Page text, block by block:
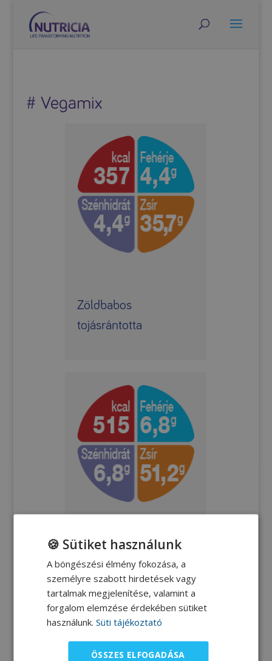
# Vegamix
Zöldbabos
tojásrántotta
olasszal
🍪 Sütiket használunk
A böngészési élmény fokozása, a
személyre szabott hirdetések vagy
tartalmak megjelenítése, valamint a
forgalom elemzése érdekében sütiket
használunk. Süti tájékoztató
ÖSSZES ELFOGADÁSA